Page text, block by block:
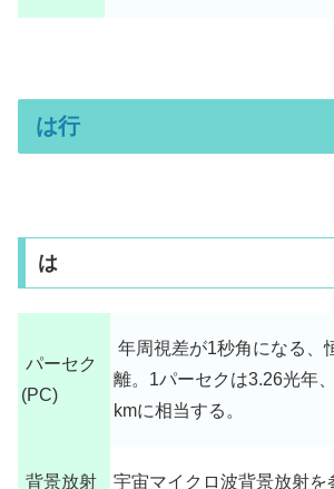
は行
は
パーセク
(PC)
年周視差が1秒角になる、
離。1パーセクは3.26光年
kmに相当する。
背景放射 宇宙マイクロ波背景放射を